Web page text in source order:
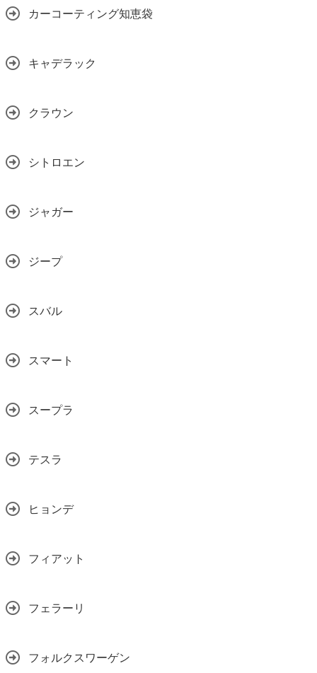
カーコーティング知恵袋
キャデラック
クラウン
シトロエン
ジャガー
ジープ
スバル
スマート
スープラ
テスラ
ヒョンデ
フィアット
フェラーリ
フォルクスワーゲン